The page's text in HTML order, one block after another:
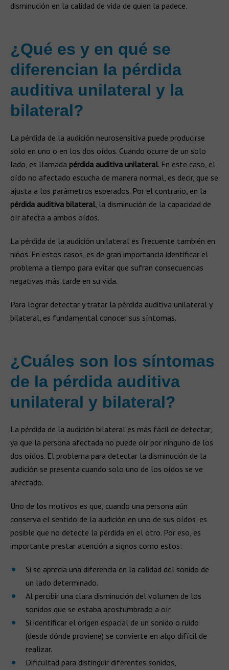
disminución en la calidad de vida de quien la padece.
¿Qué es y en qué se
diferencian la pérdida
auditiva unilateral y la
bilateral?
La pérdida de la audición neurosensitiva puede producirse
solo en uno o en los dos oídos. Cuando ocurre de un solo
lado, es llamada pérdida auditiva unilateral. En este caso, el
oído no afectado escucha de manera normal, es decir, que se
ajusta a los parámetros esperados. Por el contrario, en la
pérdida auditiva bilateral, la disminución de la capacidad de
oír afecta a ambos oídos.
La pérdida de la audición unilateral es frecuente también en
niños. En estos casos, es de gran importancia identificar el
problema a tiempo para evitar que sufran consecuencias
negativas más tarde en su vida.
Para lograr detectar y tratar la pérdida auditiva unilateral y
bilateral, es fundamental conocer sus síntomas.
¿Cuáles son los síntomas
de la pérdida auditiva
unilateral y bilateral?
La pérdida de la audición bilateral es más fácil de detectar,
ya que la persona afectada no puede oír por ninguno de los
dos oídos. El problema para detectar la disminución de la
audición se presenta cuando solo uno de los oídos se ve
afectado.
Uno de los motivos es que, cuando una persona aún
conserva el sentido de la audición en uno de sus oídos, es
posible que no detecte la pérdida en el otro. Por eso, es
importante prestar atención a signos como estos:
Si se aprecia una diferencia en la calidad del sonido de
un lado determinado.
Al percibir una clara disminución del volumen de los
sonidos que se estaba acostumbrado a oír.
Si identificar el origen espacial de un sonido o ruido
(desde dónde proviene) se convierte en algo difícil de
realizar.
Dificultad para distinguir diferentes sonidos,